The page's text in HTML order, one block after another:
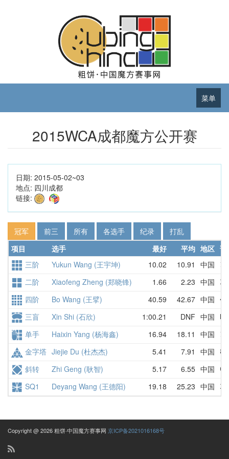
菜单
2015WCA成都魔方公开赛
日期: 2015-05-02~03
地点: 四川成都
链接:
冠军 前三 所有 各选手 纪录
打乱
项目
选手 最好 平均 地区 详
三阶
Yukun Wang (王宇坤) 10.02 10.91 中国
二阶 Xiaofeng Zheng (郑晓锋) 1.66 2.23 中国
四阶 Bo Wang (王擘) 40.59 42.67 中国
三盲 Xin Shi (石欣) 1:00.21 DNF 中国
单手 Haixin Yang (杨海鑫) 16.94 18.11 中国
金字塔 Jiejie Du (杜杰杰) 5.41 7.91 中国
斜转 Zhi Geng (耿智) 5.17 6.55 中国
SQ1 Deyang Wang (王德阳) 19.18 25.23 中国
Copyright @ 2026 粗饼·中国魔方赛事网 京ICP备2021016168号